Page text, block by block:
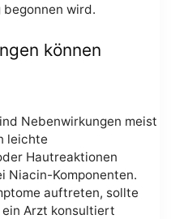
wird.
können
Nebenwirkungen meist
leichte
Hautreaktionen
Niacin-Komponenten.
auftreten, sollte
Arzt konsultiert